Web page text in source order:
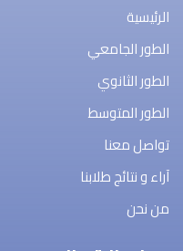
الرئيسية
الطور الجامعي
الطور الثانوي
الطور المتوسط
تواصل معنا
آراء و نتائج طلابنا
من نحن